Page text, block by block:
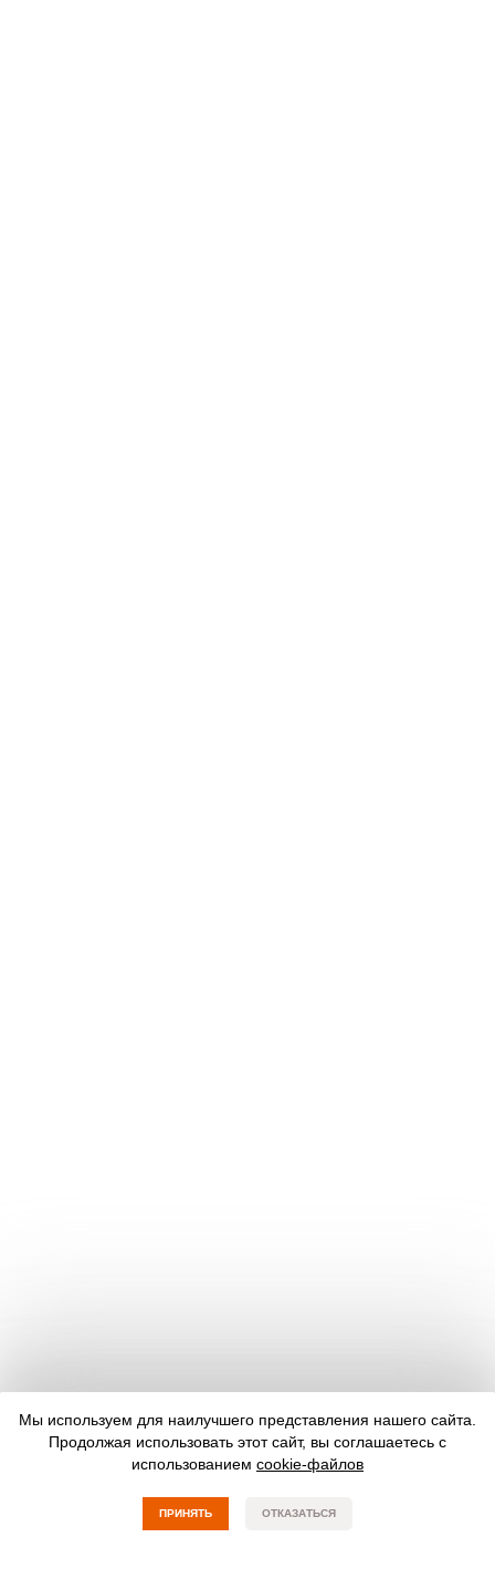
Мы используем для наилучшего представления нашего сайта.
Продолжая использовать этот сайт, вы соглашаетесь с
использованием cookie-файлов
ПРИНЯТЬ ОТКАЗАТЬСЯ